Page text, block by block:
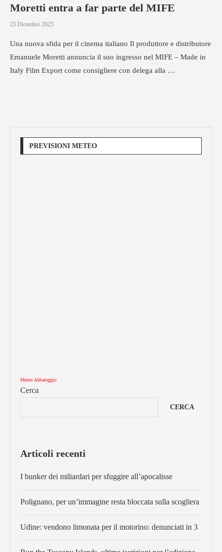
Moretti entra a far parte del MIFE
23 Dicembre 2025
Una nuova sfida per il cinema italiano Il produttore e distributore
Emanuele Moretti annuncia il suo ingresso nel MIFE – Made in
Italy Film Export come consigliere con delega alla …
PREVISIONI METEO
Meteo Abbateggio
Cerca
CERCA
Articoli recenti
I bunker dei miliardari per sfuggire all’apocalisse
Polignano, per un’immagine resta bloccata sulla scogliera
Udine: vendono limonata per il motorino: denunciati in 3